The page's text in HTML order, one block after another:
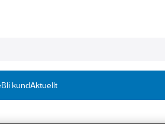
Bli kundAktuellt